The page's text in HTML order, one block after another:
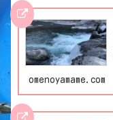
omenoyamame.com